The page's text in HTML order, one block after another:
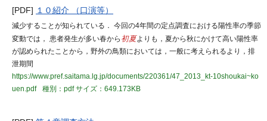
[PDF] １０紹介 （口演等）
減少することが知られている． 今回の4年間の定点調査における陽性率の季節
変動では， 患者発生が多い春から 初夏よりも，夏から秋にかけて高い陽性率
が認められたことから，野外の鳥類においては，一般に考えられるより，排
泄期間
https://www.pref.saitama.lg.jp/documents/220361/47_2013_kt-10shoukai~ko
uen.pdf
種別：pdfサイズ：649.173KB